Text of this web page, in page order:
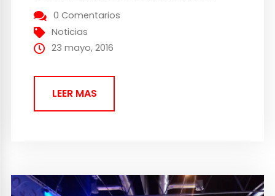
jugadores de 190 países distintos tomaron
parte en la beta abierta, sumando así un
total de casi 5.000 millones de
0 Comentarios
Noticias
23 mayo, 2016
LEER MAS